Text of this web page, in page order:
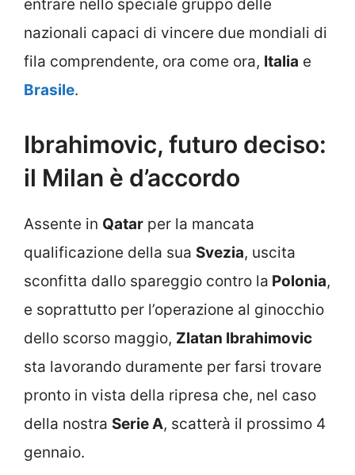
entrare nello speciale gruppo delle
nazionali capaci di vincere due mondiali di
fila comprendente, ora come ora, Italia e
Brasile.
Ibrahimovic, futuro deciso:
il Milan è d’accordo
Assente in Qatar per la mancata
qualificazione della sua Svezia, uscita
sconfitta dallo spareggio contro la Polonia,
e soprattutto per l’operazione al ginocchio
dello scorso maggio, Zlatan Ibrahimovic
sta lavorando duramente per farsi trovare
pronto in vista della ripresa che, nel caso
della nostra Serie A, scatterà il prossimo 4
gennaio.